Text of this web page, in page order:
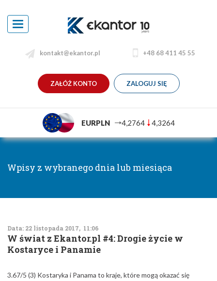
Toggle
navigation
kontakt@ekantor.pl +48 68 411 45 55
ZAŁÓŻ KONTO ZALOGUJ SIĘ
EURPLN 4,2764 4,3264
Wpisy z wybranego dnia lub miesiąca
Data: 22 listopada 2017, 11:06
W świat z Ekantor.pl #4: Drogie życie w
Kostaryce i Panamie
3.67/5 (3) Kostaryka i Panama to kraje, które mogą okazać się